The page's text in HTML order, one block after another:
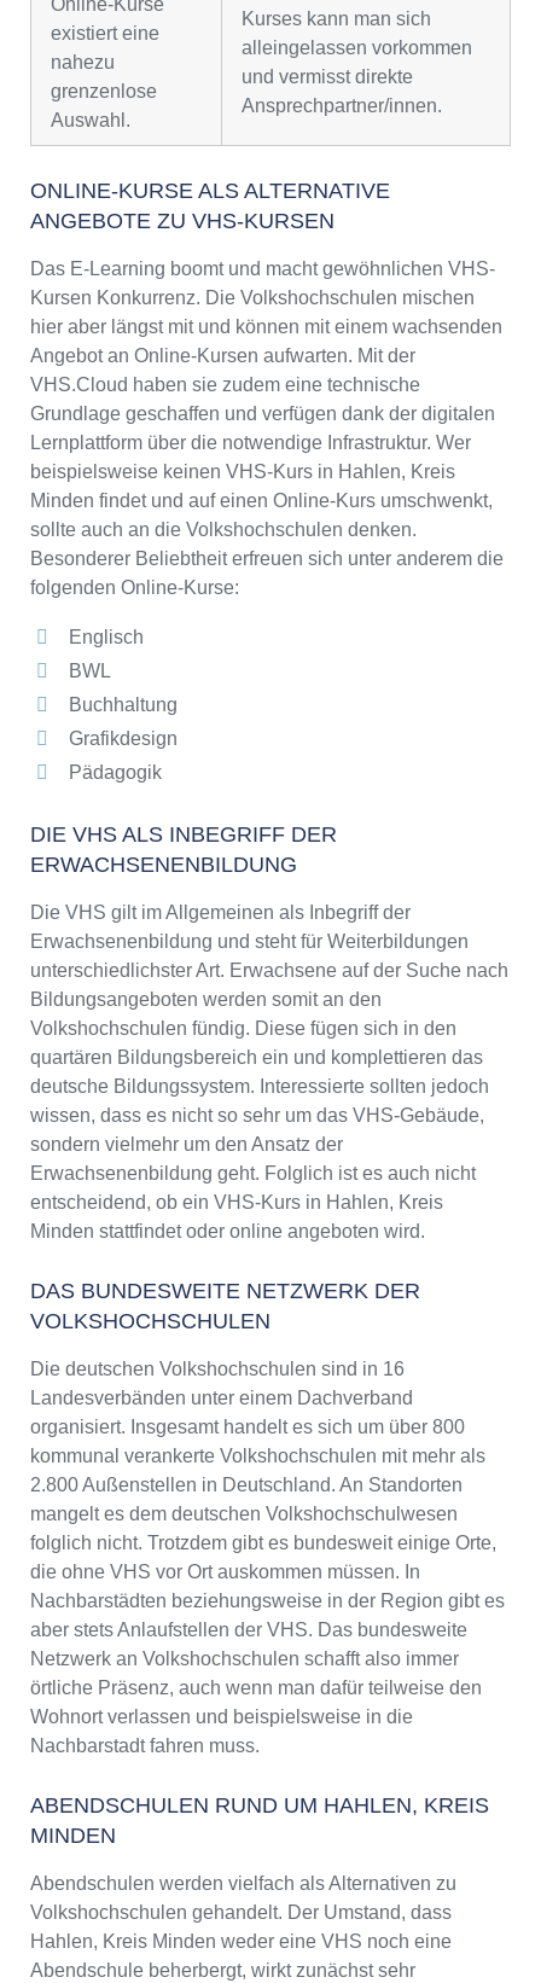
Online-Kurse
existiert eine
nahezu
grenzenlose
Auswahl.
Kurses kann man sich
alleingelassen vorkommen
und vermisst direkte
Ansprechpartner/innen.
ONLINE-KURSE ALS ALTERNATIVE
ANGEBOTE ZU VHS-KURSEN
Das E-Learning boomt und macht gewöhnlichen VHS-
Kursen Konkurrenz. Die Volkshochschulen mischen
hier aber längst mit und können mit einem wachsenden
Angebot an Online-Kursen aufwarten. Mit der
VHS.Cloud haben sie zudem eine technische
Grundlage geschaffen und verfügen dank der digitalen
Lernplattform über die notwendige Infrastruktur. Wer
beispielsweise keinen VHS-Kurs in Hahlen, Kreis
Minden findet und auf einen Online-Kurs umschwenkt,
sollte auch an die Volkshochschulen denken.
Besonderer Beliebtheit erfreuen sich unter anderem die
folgenden Online-Kurse:
Englisch
BWL
Buchhaltung
Grafikdesign
Pädagogik
DIE VHS ALS INBEGRIFF DER
ERWACHSENENBILDUNG
Die VHS gilt im Allgemeinen als Inbegriff der
Erwachsenenbildung und steht für Weiterbildungen
unterschiedlichster Art. Erwachsene auf der Suche nach
Bildungsangeboten werden somit an den
Volkshochschulen fündig. Diese fügen sich in den
quartären Bildungsbereich ein und komplettieren das
deutsche Bildungssystem. Interessierte sollten jedoch
wissen, dass es nicht so sehr um das VHS-Gebäude,
sondern vielmehr um den Ansatz der
Erwachsenenbildung geht. Folglich ist es auch nicht
entscheidend, ob ein VHS-Kurs in Hahlen, Kreis
Minden stattfindet oder online angeboten wird.
DAS BUNDESWEITE NETZWERK DER
VOLKSHOCHSCHULEN
Die deutschen Volkshochschulen sind in 16
Landesverbänden unter einem Dachverband
organisiert. Insgesamt handelt es sich um über 800
kommunal verankerte Volkshochschulen mit mehr als
2.800 Außenstellen in Deutschland. An Standorten
mangelt es dem deutschen Volkshochschulwesen
folglich nicht. Trotzdem gibt es bundesweit einige Orte,
die ohne VHS vor Ort auskommen müssen. In
Nachbarstädten beziehungsweise in der Region gibt es
aber stets Anlaufstellen der VHS. Das bundesweite
Netzwerk an Volkshochschulen schafft also immer
örtliche Präsenz, auch wenn man dafür teilweise den
Wohnort verlassen und beispielsweise in die
Nachbarstadt fahren muss.
ABENDSCHULEN RUND UM HAHLEN, KREIS
MINDEN
Abendschulen werden vielfach als Alternativen zu
Volkshochschulen gehandelt. Der Umstand, dass
Hahlen, Kreis Minden weder eine VHS noch eine
Abendschule beherbergt, wirkt zunächst sehr